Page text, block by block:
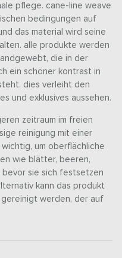
pflege. cane-line weave
bedingungen auf
das material wird seine
alle produkte werden
die in der
ein schöner kontrast in
dies verleiht den
und exklusives aussehen.
zeitraum im freien
reinigung mit einer
um oberflächliche
wie blätter, beeren,
sie sich festsetzen
kann das produkt
werden, der auf